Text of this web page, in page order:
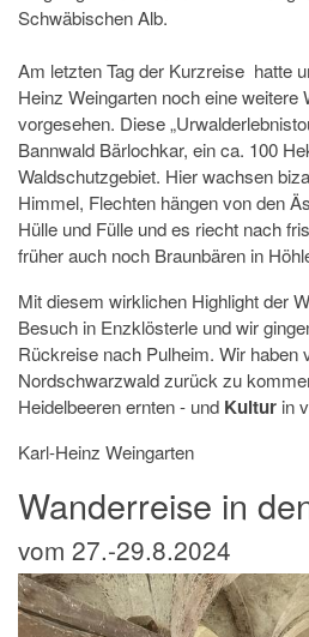
Schwäbischen Alb.
Am letzten Tag der Kurzreise hatte
Heinz Weingarten noch eine weitere
vorgesehen. Diese
Bannwald Bärlochkar, ein ca. 100
Waldschutzgebiet. Hier wachsen
Himmel, Flechten hängen von den
Hülle und Fülle und es riecht nach
früher auch noch Braunbären in
Mit diesem wirklichen Highlight der
Besuch in Enzklösterle und wir
Rückreise nach Pulheim. Wir haben
Nordschwarzwald zurück zu
Heidelbeeren ernten - und Kultur in
Karl-Heinz Weingarten
Wanderreise in
vom 27.-29.8.2024